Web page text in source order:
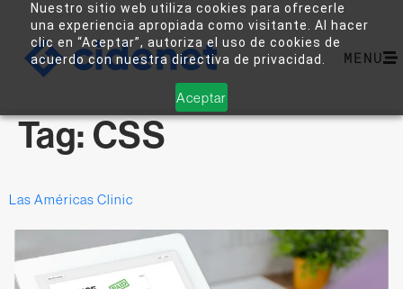
Nuestro sitio web utiliza cookies para ofrecerle
una experiencia apropiada como visitante. Al hacer
clic en “Aceptar”, autoriza el uso de cookies de
acuerdo con nuestra directiva de privacidad.
Aceptar
MENU
Tag: CSS
Las Américas Clinic